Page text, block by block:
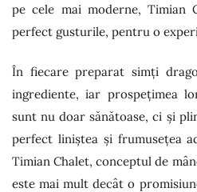
pe cele mai moderne, Timian
perfect gusturile, pentru o
În fiecare preparat simți
ingrediente, iar prospețimea
sunt nu doar sănătoase, ci și
perfect liniștea și frumusețea
Timian Chalet, conceptul de
este mai mult decât o